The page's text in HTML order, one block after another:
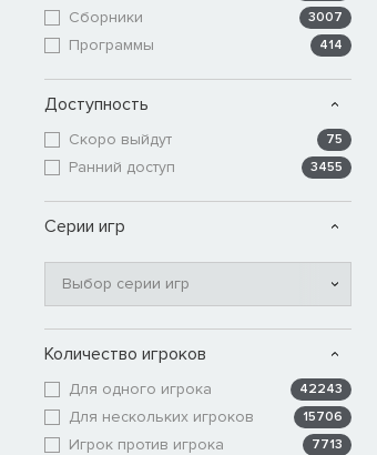
Сборники 3007
Программы 414
Доступность
Скоро выйдут 75
Ранний доступ 3455
Серии игр
Выбор серии игр
Количество игроков
Для одного игрока 42243
Для нескольких игроков 15706
Игрок против игрока 7713